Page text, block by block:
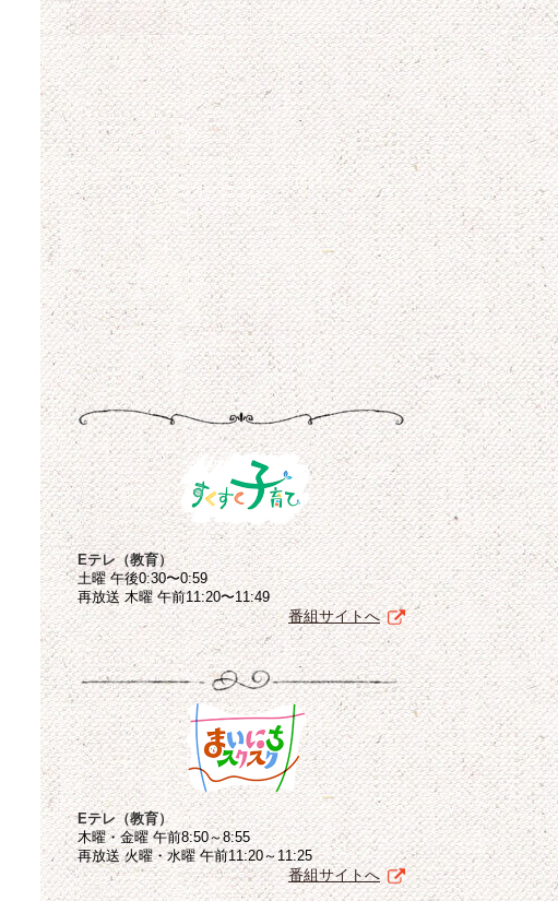
Eテレ（教育）
土曜 午後0:30〜0:59
再放送 木曜 午前11:20〜11:49
番組サイトへ
Eテレ（教育）
木曜・金曜 午前8:50～8:55
再放送 火曜・水曜 午前11:20～11:25
番組サイトへ